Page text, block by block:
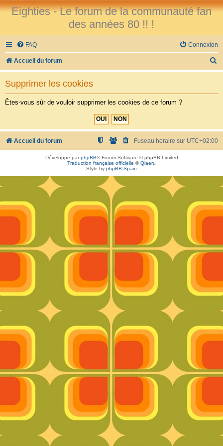
Eighties - Le forum de la communauté fan
des années 80 !! !
FAQ Connexion
Accueil du forum
e
h
r
Supprimer les cookies
Êtes-vous sûr de vouloir supprimer les cookies de ce forum ?
Accueil du forum Fuseau horaire sur UTC+02:00
Développé parphpBB® Forum Software © phpBB Limited
Traduction française officielle ©Qiaeru
Style by phpBB Spain